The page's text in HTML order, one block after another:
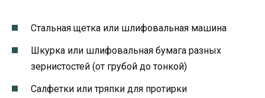
Стальная щетка или шлифовальная машина
Шкурка или шлифовальная бумага разных
зернистостей (от грубой до тонкой)
Салфетки или тряпки для протирки